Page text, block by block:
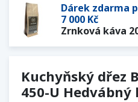
Dárek zdarma
7 000 Kč
Zrnková káva
Kuchyňský dřez
450-U Hedvábný